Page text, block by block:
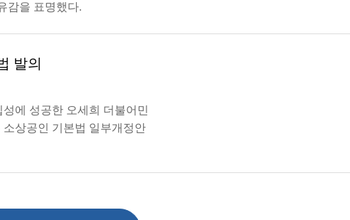
감을 표명했다.
발의
에 성공한 오세희 더불어민
상공인 기본법 일부개정안